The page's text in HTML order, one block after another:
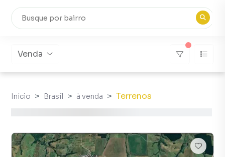
Venda
Início Brasil à venda Terrenos